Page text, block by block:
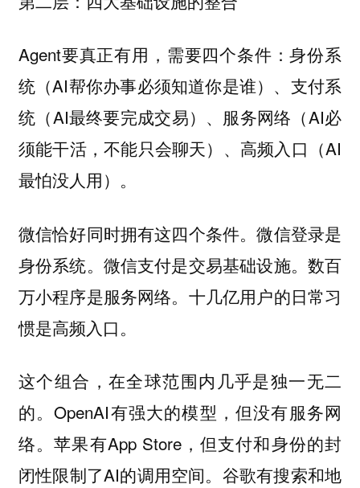
Agent要真正有用，需要四个条件：身份系
统（AI帮你办事必须知道你是谁）、支付系
统（AI最终要完成交易）、服务网络（AI必
须能干活，不能只会聊天）、高频入口（AI
最怕没人用）。
微信恰好同时拥有这四个条件。微信登录是
身份系统。微信支付是交易基础设施。数百
万小程序是服务网络。十几亿用户的日常习
惯是高频入口。
这个组合，在全球范围内几乎是独一无二
的。OpenAI有强大的模型，但没有服务网
络。苹果有App Store，但支付和身份的封
闭性限制了AI的调用空间。谷歌有搜索和地